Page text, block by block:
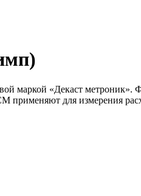
маркой «Декаст метроник».
для измерения